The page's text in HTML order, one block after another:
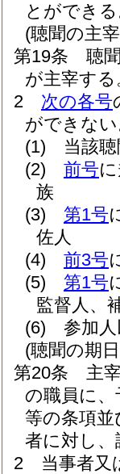
とができ
(聴聞の主
第19条
聴
が主宰する
2
次の各号
ができな
(1)
当該
(2)
前号
族
(3)
第1号
佐人
(4)
前3号
(5)
第1号
監督人、
(6)
参加
(聴聞の期
第20条
主
の職員に
等の条項
者に対し
2
当事者又